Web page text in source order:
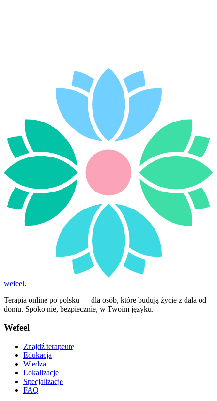
wefeel.
Terapia online po polsku — dla osób, które budują życie z dala od
domu. Spokojnie, bezpiecznie, w Twoim języku.
Wefeel
Znajdź terapeutę
Edukacja
Wiedza
Lokalizacje
Specjalizacje
FAQ